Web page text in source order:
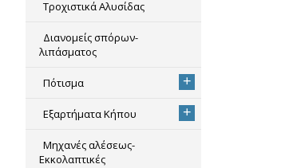
Τροχιστικά Αλυσίδας
Διανομείς σπόρων-
λιπάσματος
Πότισμα +
Εξαρτήματα Κήπου +
Μηχανές αλέσεως-
Εκκολαπτικές